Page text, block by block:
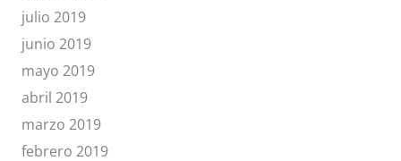
julio 2019
junio 2019
mayo 2019
abril 2019
marzo 2019
febrero 2019